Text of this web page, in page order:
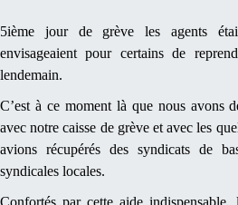
5ième jour de grève les agents
envisageaient pour certains de
lendemain.
C’est à ce moment là que nous avons
avec notre caisse de grève et avec les
avions récupérés des syndicats de
syndicales locales.
Confortés par cette aide indispensable,